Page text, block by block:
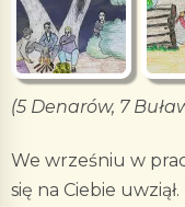
(5 Denarów, 7
We wrześniu w
się na Ciebie